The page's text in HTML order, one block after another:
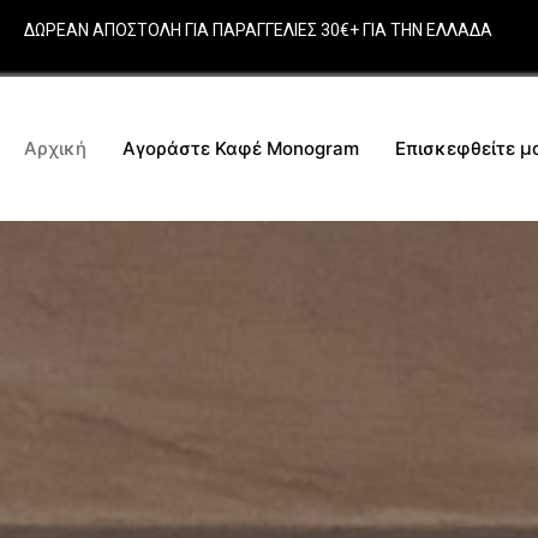
ΔΩΡΕΑΝ ΑΠΟΣΤΟΛΗ ΓΙΑ ΠΑΡΑΓΓΕΛΙΕΣ 30€+ ΓΙΑ ΤΗΝ ΕΛΛΑΔΑ
Αρχική Αγοράστε Καφέ Monogram Επισκεφθείτε